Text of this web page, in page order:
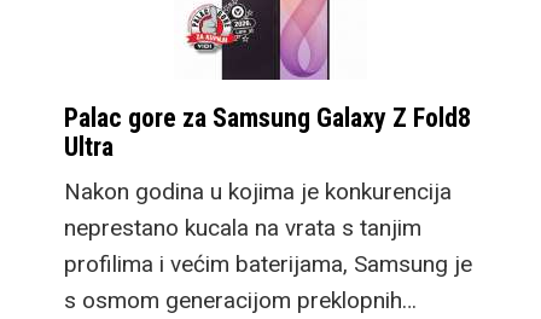
Palac gore za Samsung Galaxy Z Fold8
Ultra
Nakon godina u kojima je konkurencija
neprestano kucala na vrata s tanjim
profilima i većim baterijama, Samsung je
s osmom generacijom preklopnih…